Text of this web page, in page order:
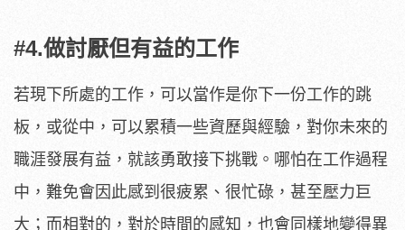
#4.做討厭但有益的工作
若現下所處的工作，可以當作是你下一份工作的跳
板，或從中，可以累積一些資歷與經驗，對你未來的
職涯發展有益，就該勇敢接下挑戰。哪怕在工作過程
中，難免會因此感到很疲累、很忙碌，甚至壓力巨
大；而相對的，對於時間的感知，也會同樣地變得異